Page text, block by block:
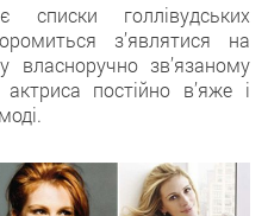
голлівудських
з’являтися на
зв’язаному
постійно в’яже і